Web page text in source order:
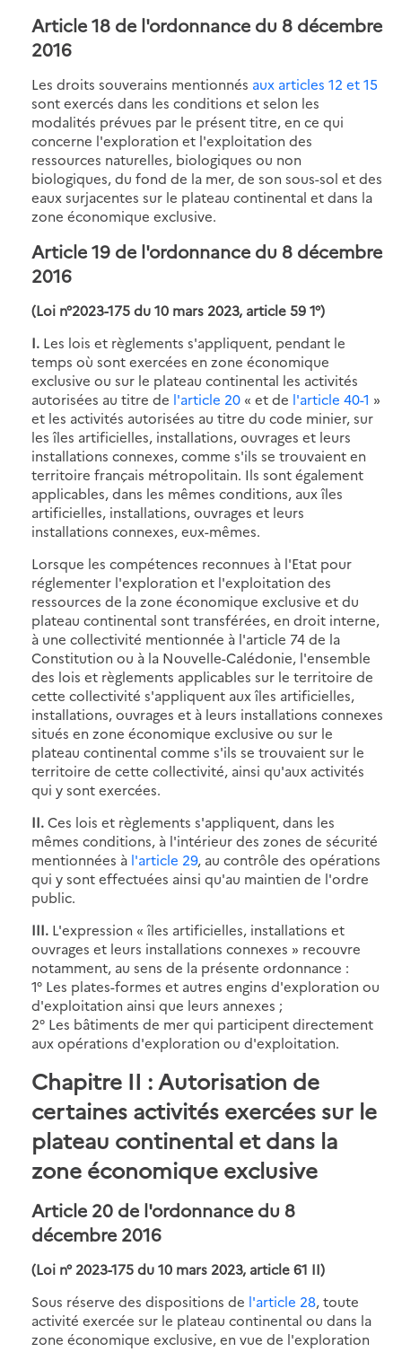
Article 18 de l'ordonnance du 8 décembre
2016
Les droits souverains mentionnés aux articles 12 et 15
sont exercés dans les conditions et selon les
modalités prévues par le présent titre, en ce qui
concerne l'exploration et l'exploitation des
ressources naturelles, biologiques ou non
biologiques, du fond de la mer, de son sous-sol et des
eaux surjacentes sur le plateau continental et dans la
zone économique exclusive.
Article 19 de l'ordonnance du 8 décembre
2016
(Loi n°2023-175 du 10 mars 2023, article 59 1°)
I. Les lois et règlements s'appliquent, pendant le
temps où sont exercées en zone économique
exclusive ou sur le plateau continental les activités
autorisées au titre de l'article 20 « et de l'article 40-1 »
et les activités autorisées au titre du code minier, sur
les îles artificielles, installations, ouvrages et leurs
installations connexes, comme s'ils se trouvaient en
territoire français métropolitain. Ils sont également
applicables, dans les mêmes conditions, aux îles
artificielles, installations, ouvrages et leurs
installations connexes, eux-mêmes.
Lorsque les compétences reconnues à l'Etat pour
réglementer l'exploration et l'exploitation des
ressources de la zone économique exclusive et du
plateau continental sont transférées, en droit interne,
à une collectivité mentionnée à l'article 74 de la
Constitution ou à la Nouvelle-Calédonie, l'ensemble
des lois et règlements applicables sur le territoire de
cette collectivité s'appliquent aux îles artificielles,
installations, ouvrages et à leurs installations connexes
situés en zone économique exclusive ou sur le
plateau continental comme s'ils se trouvaient sur le
territoire de cette collectivité, ainsi qu'aux activités
qui y sont exercées.
II.Ces lois et règlements s'appliquent, dans les
mêmes conditions, à l'intérieur des zones de sécurité
mentionnées à l'article 29, au contrôle des opérations
qui y sont effectuées ainsi qu'au maintien de l'ordre
public.
III. L'expression « îles artificielles, installations et
ouvrages et leurs installations connexes » recouvre
notamment, au sens de la présente ordonnance :
1° Les plates-formes et autres engins d'exploration ou
d'exploitation ainsi que leurs annexes ;
2° Les bâtiments de mer qui participent directement
aux opérations d'exploration ou d'exploitation.
Chapitre II : Autorisation de
certaines activités exercées sur le
plateau continental et dans la
zone économique exclusive
Article 20 de l'ordonnance du 8
décembre 2016
(Loi n° 2023-175 du 10 mars 2023, article 61 II)
Sous réserve des dispositions de l'article 28, toute
activité exercée sur le plateau continental ou dans la
zone économique exclusive, en vue de l'exploration